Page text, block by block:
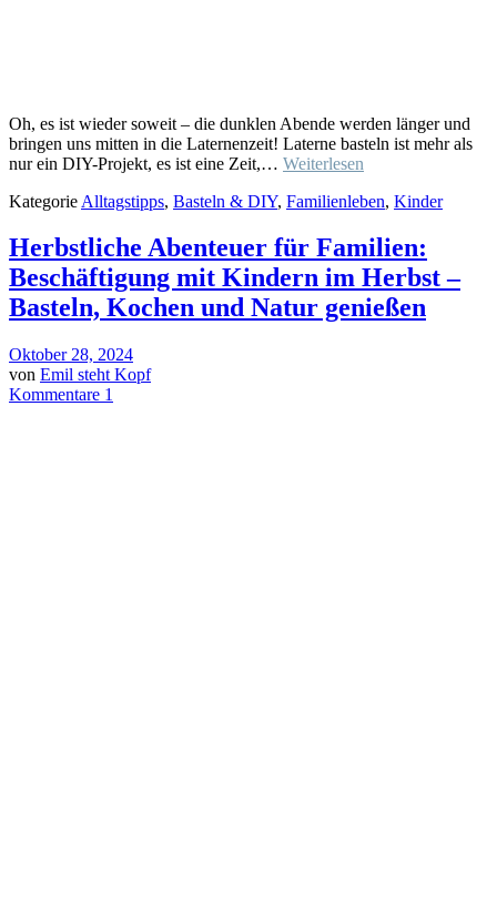
Oh, es ist wieder soweit – die dunklen Abende werden länger und
bringen uns mitten in die Laternenzeit! Laterne basteln ist mehr als
nur ein DIY-Projekt, es ist eine Zeit,… Weiterlesen
Kategorie Alltagstipps, Basteln & DIY, Familienleben, Kinder
Herbstliche Abenteuer für Familien:
Beschäftigung mit Kindern im Herbst –
Basteln, Kochen und Natur genießen
Oktober 28, 2024
von Emil steht Kopf
Kommentare 1